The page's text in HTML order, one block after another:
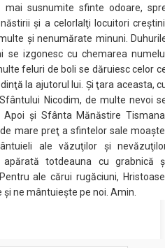
susnumite sfinte odoare,
şi a celorlalţi locuitori
şi nenumărate minuni.
se izgonesc cu chemarea
feluri de boli se dăruiesc celor
la ajutorul lui. Şi ţara aceasta,
Nicodim, de multe nevoi
şi Sfânta Mănăstire
mare preţ a sfintelor sale
ale văzuţilor şi
totdeauna cu grabnică
ale cărui rugăciuni,
ne mântuieşte pe noi. Amin.